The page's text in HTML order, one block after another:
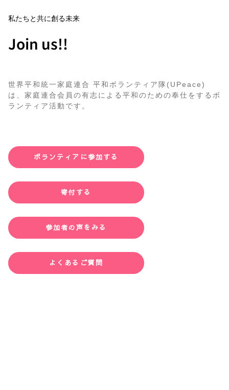
私たちと共に創る未来
Join us!!
世界平和統一家庭連合 平和ボランティア隊(UPeace)
は、家庭連合会員の有志による平和のための奉仕をするボ
ランティア活動です。
ボランティアに参加する
寄付する
参加者の声をみる
よくあるご質問